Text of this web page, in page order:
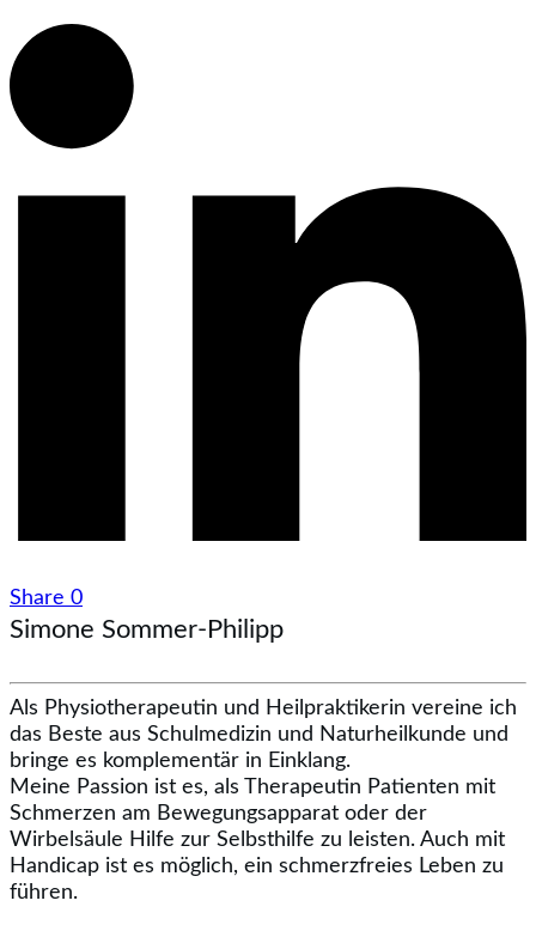
Share 0
Simone Sommer-Philipp
Als Physiotherapeutin und Heilpraktikerin vereine ich
das Beste aus Schulmedizin und Naturheilkunde und
bringe es komplementär in Einklang.
Meine Passion ist es, als Therapeutin Patienten mit
Schmerzen am Bewegungsapparat oder der
Wirbelsäule Hilfe zur Selbsthilfe zu leisten. Auch mit
Handicap ist es möglich, ein schmerzfreies Leben zu
führen.